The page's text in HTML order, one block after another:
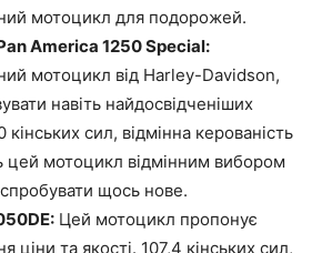
мотоцикл для подорожей.
America 1250 Special:
мотоцикл від Harley-Davidson,
навіть найдосвідченіших
кінських сил, відмінна керованість
цей мотоцикл відмінним вибором
щось нове.
Цей мотоцикл пропонує
ціни та якості. 107,4 кінських сил,